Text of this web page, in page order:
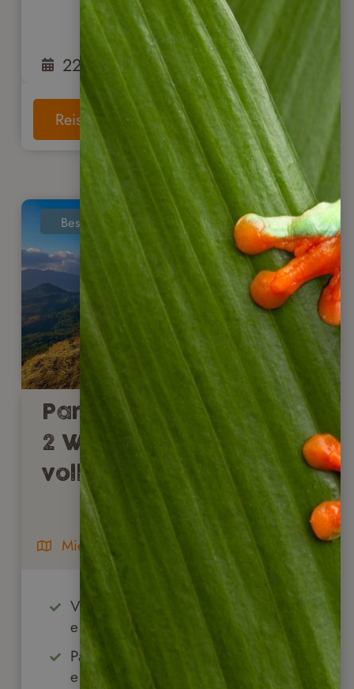
22Tage ab3.150€
Reise anschauen
Bestseller
Panama Clásico –
2 Wochen Rundreise
voller Highlights
Mietwagenreise
Von Pazifik bis Karibik – Panama
entdecken
Panama City – Altstadtflair & Skyline
erleben